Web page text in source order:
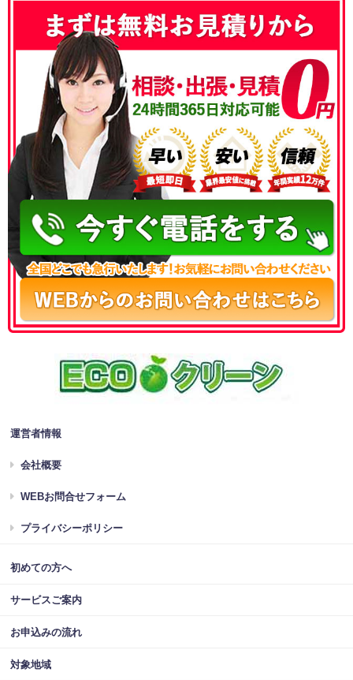
050-3186-4780
運営者情報
会社概要
WEBお問合せフォーム
プライバシーポリシー
初めての方へ
サービスご案内
お申込みの流れ
対象地域